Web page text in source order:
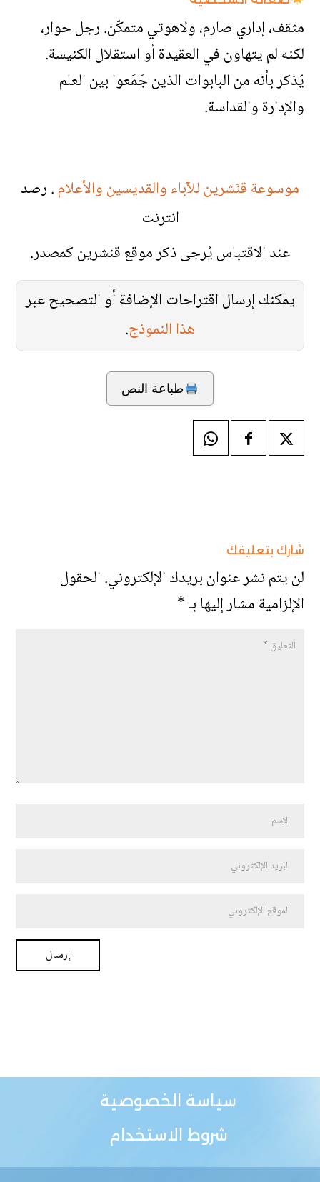
مثقف، إداري صارم، ولاهوتي متمكّن. رجل حوار،
لكنه لم يتهاون في العقيدة أو استقلال الكنيسة.
يُذكر بأنه من البابوات الذين جَمَعوا بين العلم
والإدارة والقداسة.
موسوعة قنّشرين للآباء والقديسين والأعلام. رصد
انترنت
عند الاقتباس يُرجى ذكر موقع قنشرين كمصدر.
يمكنك إرسال اقتراحات الإضافة أو التصحيح عبر
هذا النموذج.
طباعة النص
شارك بتعليقك
لن يتم نشر عنوان بريدك الإلكتروني.الحقول
الإلزامية مشار إليها بـ*
سياسة الخصوصية
شروط الاستخدام